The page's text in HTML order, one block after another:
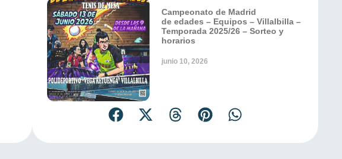
Campeonato de Madrid
de edades – Equipos – Villalbilla –
Temporada 2025/26 – Sorteo y
horarios
junio 10, 2026